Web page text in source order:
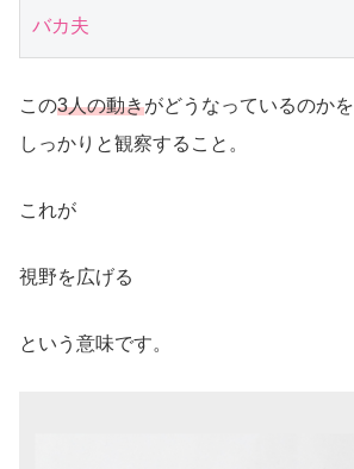
バカ夫
この3人の動きがどうなっているのかを
しっかりと観察すること。
これが
視野を広げる
という意味です。